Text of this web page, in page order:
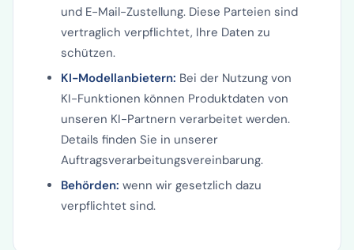
und E-Mail-Zustellung. Diese Parteien sind
vertraglich verpflichtet, Ihre Daten zu
schützen.
KI-Modellanbietern: Bei der Nutzung von
KI-Funktionen können Produktdaten von
unseren KI-Partnern verarbeitet werden.
Details finden Sie in unserer
Auftragsverarbeitungsvereinbarung.
Behörden: wenn wir gesetzlich dazu
verpflichtet sind.